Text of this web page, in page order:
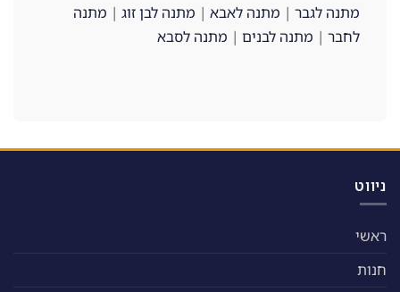
מתנה לגבר | מתנה לאבא | מתנה לבן זוג | מתנה
לחבר | מתנה לבנים | מתנה לסבא
ניווט
ראשי
חנות